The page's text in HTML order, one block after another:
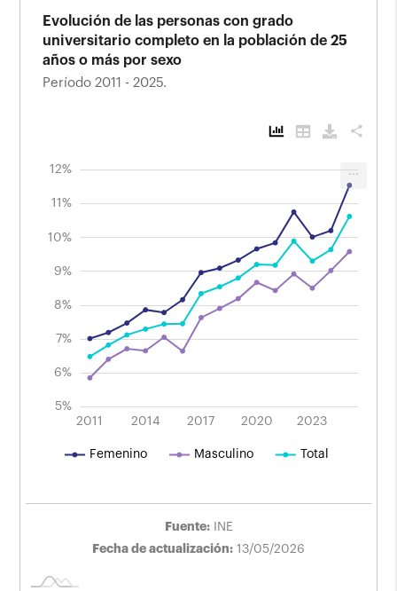
Evolución de las personas con grado
universitario completo en la población de 25
años o más por sexo
Período 2011 - 2025.
share
Evolución de las personas con grado
universitario completo en la población de
25 años o más por sexo
5%
6%
7%
8%
9%
10%
11%
12%
2011
2013
2015 2017
2019
2021 2023
2025 2014 2020
Femenino Masculino Total
Fuente:
INE
Fecha de actualización: 13/05/2026
...